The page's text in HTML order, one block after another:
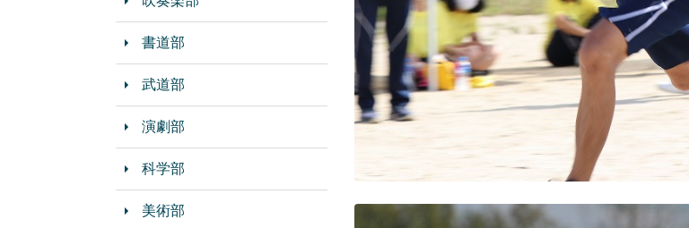
書道部
武道部
演劇部
科学部
美術部